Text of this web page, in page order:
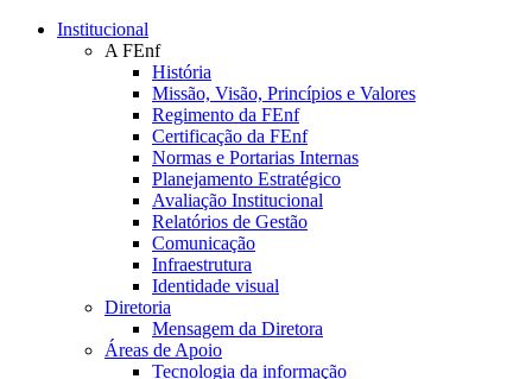
Conteúdo principal
Institucional
A FEnf
História
Missão, Visão, Princípios e Valores
Regimento da FEnf
Certificação da FEnf
Normas e Portarias Internas
Planejamento Estratégico
Avaliação Institucional
Relatórios de Gestão
Comunicação
Infraestrutura
Identidade visual
Diretoria
Mensagem da Diretora
Áreas de Apoio
Tecnologia da informação